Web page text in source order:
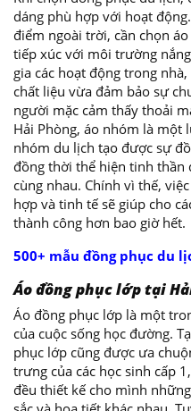
dáng phù hợp với hoạt
điểm ngoài trời, cần chọn
tiếp xúc với môi trường
gia các hoạt động trong
chất liệu vừa đảm bảo sự
người mặc cảm thấy thoải
Hải Phòng, áo nhóm là một
nhóm du lịch tạo được sự
đồng thời thể hiện tinh thần
cùng nhau. Chính vì thế,
hợp và tinh tế sẽ giúp cho
thành công hơn bao giờ hết.
500+ mẫu đồng phục du
Áo đồng phục lớp tại
Áo đồng phục lớp là một
của cuộc sống học đường.
phục lớp cũng được ưa
trưng của các học sinh cấp
đều thiết kế cho mình